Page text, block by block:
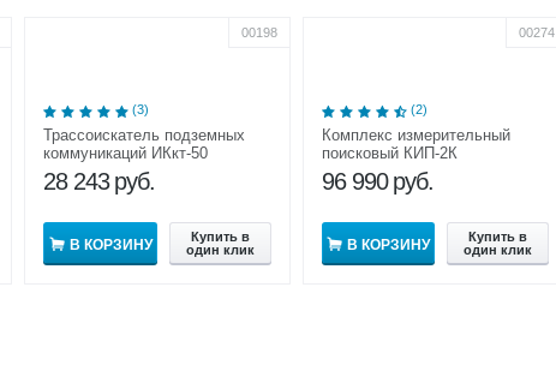
00198
(3)
Трассоискатель подземных
коммуникаций ИКкт-50
28 243 руб.
В КОРЗИНУ
Купить в
один клик
00274
(2)
Комплекс измерительный
поисковый КИП-2К
96 990 руб.
В КОРЗИНУ
Купить в
один клик